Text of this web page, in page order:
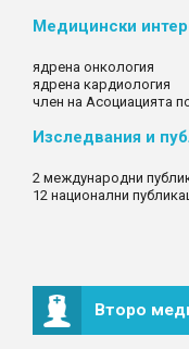
Медицински
ядрена онкология
ядрена кардиология
член на Асоциацията
Изследвания и
2 международни
12 национални
Второ